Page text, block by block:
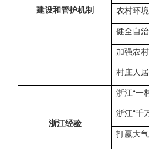
建设和管护机制 农村环
健全自
加强农
村庄人
浙江经验
浙江“一
浙江“千
打赢大